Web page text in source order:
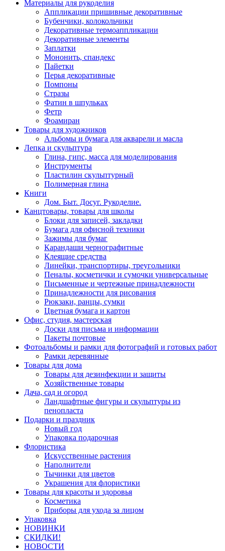
Материалы для рукоделия
Аппликации пришивные декоративные
Бубенчики, колокольчики
Декоративные термоаппликации
Декоративные элементы
Заплатки
Мононить, спандекс
Пайетки
Перья декоративные
Помпоны
Стразы
Фатин в шпульках
Фетр
Фоамиран
Товары для художников
Альбомы и бумага для акварели и масла
Лепка и скульптура
Глина, гипс, масса для моделирования
Инструменты
Пластилин скульптурный
Полимерная глина
Книги
Дом. Быт. Досуг. Рукоделие.
Канцтовары, товары для школы
Блоки для записей, закладки
Бумага для офисной техники
Зажимы для бумаг
Карандаши чернографитные
Клеящие средства
Линейки, транспортиры, треугольники
Пеналы, косметички и сумочки универсальные
Письменные и чертежные принадлежности
Принадлежности для рисования
Рюкзаки, ранцы, сумки
Цветная бумага и картон
Офис, студия, мастерская
Доски для письма и информации
Пакеты почтовые
Фотоальбомы и рамки для фотографий и готовых работ
Рамки деревянные
Товары для дома
Товары для дезинфекции и защиты
Хозяйственные товары
Дача, сад и огород
Ландшафтные фигуры и скульптуры из
пенопласта
Подарки и праздник
Новый год
Упаковка подарочная
Флористика
Искусственные растения
Наполнители
Тычинки для цветов
Украшения для флористики
Товары для красоты и здоровья
Косметика
Приборы для ухода за лицом
Упаковка
НОВИНКИ
СКИДКИ!
НОВОСТИ